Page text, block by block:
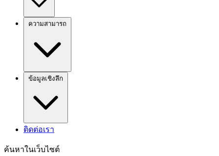
ความสามารถ
ข้อมูลเชิงลึก
ติดต่อเรา
ค้นหาในเว็บไซต์